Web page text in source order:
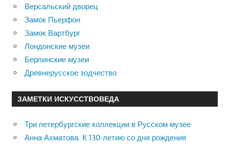
Версальский дворец
Замок Пьерфон
Замок Вартбург
Лондонские музеи
Берлинские музеи
Древнерусское зодчество
ЗАМЕТКИ ИСКУССТВОВЕДА
Три петербургские коллекции в Русском музее
Анна Ахматова. К 130-летию со дня рождения